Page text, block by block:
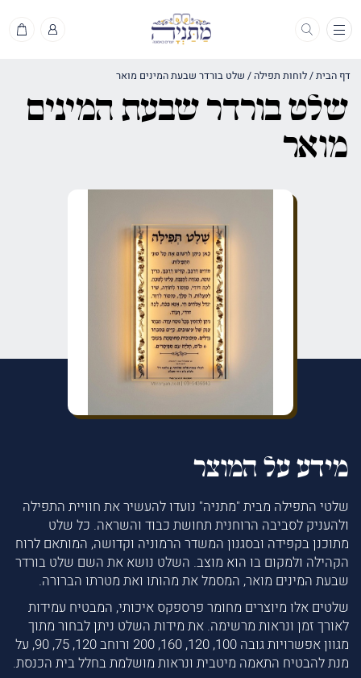
תפריט
דף הבית/לוחות תפילה / שלט בורדר שבעת המינים מואר
שלט בורדר שבעת המינים
מואר
מידע על המוצר
שלטי התפילה מבית "מתניה" נועדו להעשיר את חוויית התפילה
ולהעניק לסביבה הרוחנית תחושת כבוד והשראה. כל שלט
מתוכנן בקפידה ובסגנון המשדר הרמוניה וקדושה, המותאם לרוח
הקהילה ולמקום בו הוא מוצב. השלט נושא את השם שלט בורדר
שבעת המינים מואר, המסמל את מהותו ואת מטרתו הברורה.
שלטים אלו מיוצרים מחומר פרספקס איכותי, המבטיח עמידות
לאורך זמן ונראות מרשימה. את מידות השלט ניתן לבחור מתוך
מגוון אפשרויות גובה 100, 120, 160, 200 ורוחב 120, 75, 90, על
מנת להבטיח התאמה מיטבית ונראות מושלמת בחלל בית הכנסת.